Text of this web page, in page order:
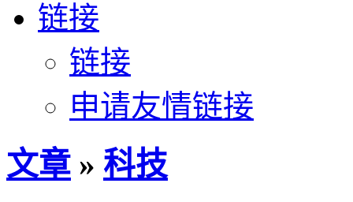
链接
链接
申请友情链接
文章 » 科技